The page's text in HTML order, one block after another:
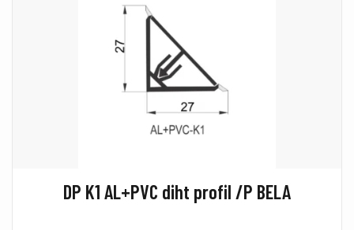
DP K1 AL+PVC diht profil /P BELA